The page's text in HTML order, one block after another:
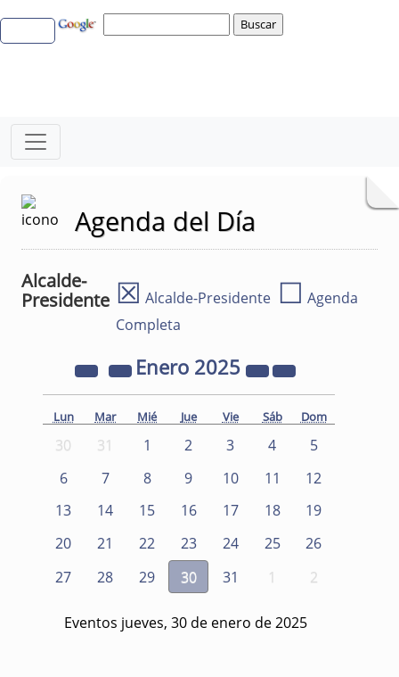
Agenda del Día
Alcalde-
Presidente ☒ Alcalde-Presidente ☐ Agenda
Completa
Enero 2025
Lun Mar Mié Jue Vie Sáb Dom
30 31 1 2 3 4
5
6
7 8 9 10 11
12
13
14 15 16 17 18
19
20
21 22 23 24 25
26
27
28 29 30 31 1 2
Eventos jueves, 30 de enero de 2025